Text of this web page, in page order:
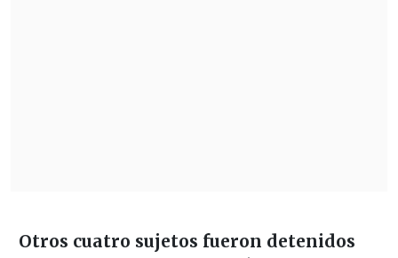
Otros cuatro sujetos fueron detenidos